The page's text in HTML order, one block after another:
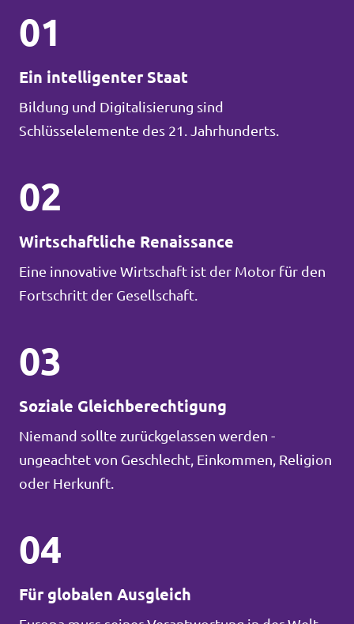
01
Ein intelligenter Staat
Bildung und Digitalisierung sind
Schlüsselelemente des 21. Jahrhunderts.
02
Wirtschaftliche Renaissance
Eine innovative Wirtschaft ist der Motor für den
Fortschritt der Gesellschaft.
03
Soziale Gleichberechtigung
Niemand sollte zurückgelassen werden -
ungeachtet von Geschlecht, Einkommen, Religion
oder Herkunft.
04
Für globalen Ausgleich